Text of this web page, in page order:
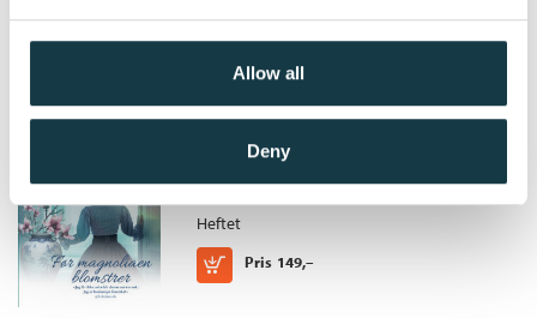
Allow all
Deny
Før magnoliaen blomstrer
Sommersholm /
Gjersøe
Heftet
Pris 149,–
Kjøp